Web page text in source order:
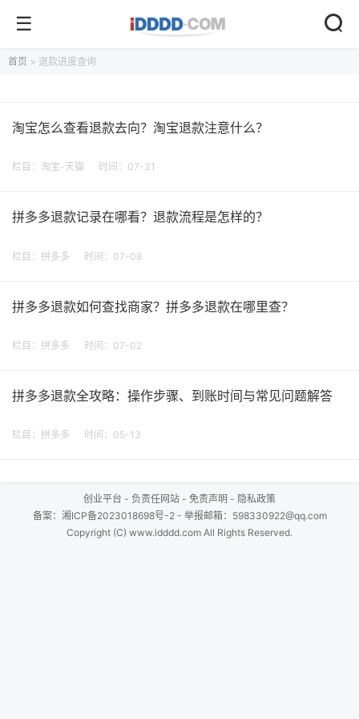
首页 > 退款进度查询
淘宝怎么查看退款去向？淘宝退款注意什么？
栏目： 淘宝-天猫 时间：07-31
拼多多退款记录在哪看？退款流程是怎样的？
栏目： 拼多多 时间：07-08
拼多多退款如何查找商家？拼多多退款在哪里查？
栏目： 拼多多 时间：07-02
拼多多退款全攻略：操作步骤、到账时间与常见问题解答
栏目： 拼多多 时间：05-13
创业平台 - 负责任网站 - 免责声明 - 隐私政策
备案： 湘ICP备2023018698号-2- 举报邮箱：598330922@qq.com
Copyright (C) www.idddd.com All Rights Reserved.